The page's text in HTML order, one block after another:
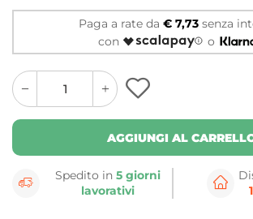
Paga a rate da € 7,73 senza
con
o
quantity
button
quantity
minus
button
AGGIUNGI AL
Spedito in5 giorni
lavorativi